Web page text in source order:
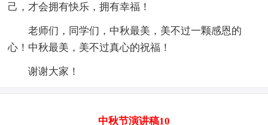
己，才会拥有快乐，拥有幸福！
老师们，同学们，中秋最美，美不过一颗感恩的
心！中秋最美，美不过真心的祝福！
谢谢大家！
中秋节演讲稿10